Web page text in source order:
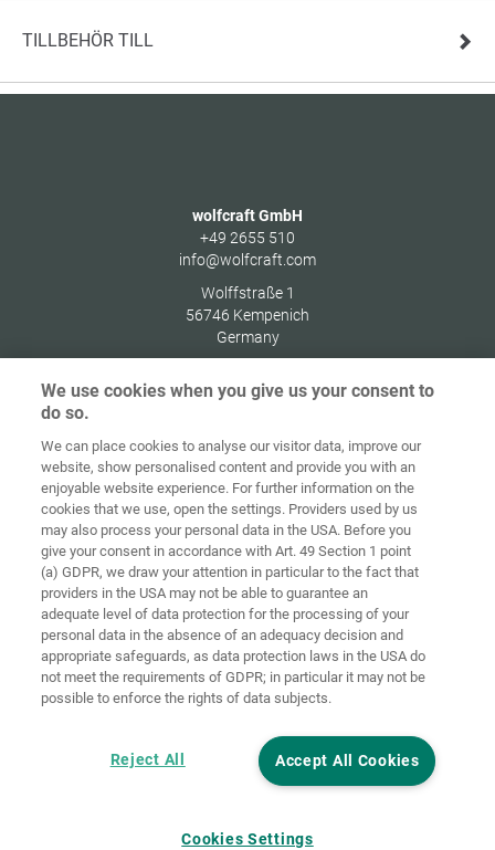
TILLBEHÖR TILL
wolfcraft GmbH
+49 2655 510
info@wolfcraft.com
Wolffstraße 1
56746 Kempenich
Germany
Home Kontakt Impressum Dataskydd
Allmänna
försäljningsvillkor
Riktlinjer för
cookies Inloggning
Accessibility
Statement
Inställningar för cookies
We use cookies when you give us your consent to
do so.
We can place cookies to analyse our visitor data, improve our
website, show personalised content and provide you with an
enjoyable website experience. For further information on the
cookies that we use, open the settings. Providers used by us
may also process your personal data in the USA. Before you
give your consent in accordance with Art. 49 Section 1 point
(a) GDPR, we draw your attention in particular to the fact that
providers in the USA may not be able to guarantee an
adequate level of data protection for the processing of your
personal data in the absence of an adequacy decision and
appropriate safeguards, as data protection laws in the USA do
not meet the requirements of GDPR; in particular it may not be
possible to enforce the rights of data subjects.
Accept All Cookies
Reject All
Cookies Settings